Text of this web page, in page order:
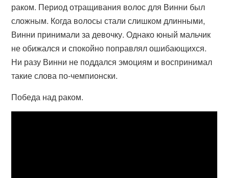
раком. Период отращивания волос для Винни был
сложным. Когда волосы стали слишком длинными,
Винни принимали за девочку. Однако юный мальчик
не обижался и спокойно поправлял ошибающихся.
Ни разу Винни не поддался эмоциям и воспринимал
такие слова по-чемпионски.
Победа над раком.